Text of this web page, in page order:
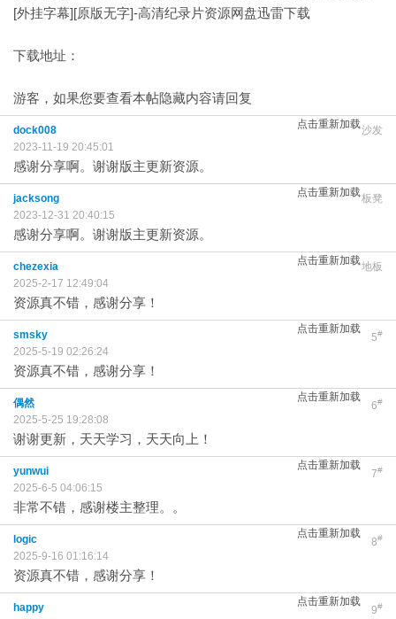
[外挂字幕][原版无字]-高清纪录片资源网盘迅雷下载
下载地址：
游客，如果您要查看本帖隐藏内容请回复
点击重新加载沙发
dock008
2023-11-19 20:45:01
感谢分享啊。谢谢版主更新资源。
点击重新加载板凳
jacksong
2023-12-31 20:40:15
感谢分享啊。谢谢版主更新资源。
点击重新加载地板
chezexia
2025-2-17 12:49:04
资源真不错，感谢分享！
点击重新加载
5#
smsky
2025-5-19 02:26:24
资源真不错，感谢分享！
点击重新加载
6#
偶然
2025-5-25 19:28:08
谢谢更新，天天学习，天天向上！
点击重新加载
7#
yunwui
2025-6-5 04:06:15
非常不错，感谢楼主整理。。
点击重新加载
8#
logic
2025-9-16 01:16:14
资源真不错，感谢分享！
点击重新加载
9#
happy